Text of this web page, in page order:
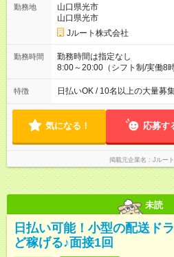
万円／週6日稼働 ・地方郊外エリア 月収40万円／週5日稼働 月
収40万円~50万円／週6日稼働 ＜モデルイメージ＞ ■月収50万
円 (27歳男性/江東区在住)※元
(日休み) ■月収80万円(43歳男性/墨田区在住)※元営業 1日200個
勤務地
山口県光市
山口県光市
Jルート株式会社
勤務時間
勤務時間は指定なし
8:00～20:00（シフト制/実働8
は週4も有り） ※配達状況に
案件により多少の前後あり ※
特徴 日払いOK / 10名以上の大量募
気になる！ 応募す
掲載元企業名 Jルー
未読
日払い可能！小型の配送ド
ど稼げる♪面接1回